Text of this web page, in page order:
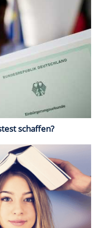
schaffen?